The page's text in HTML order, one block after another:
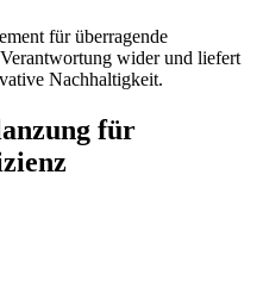
für überragende
wider und liefert
Nachhaltigkeit.
für